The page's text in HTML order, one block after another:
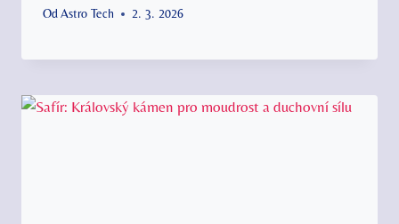
OdAstro Tech 2. 3. 2026